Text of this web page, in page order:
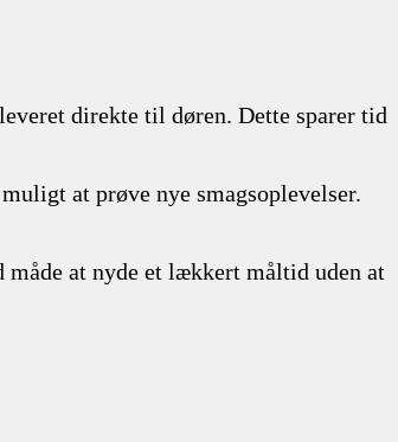
direkte til døren. Dette sparer tid
at prøve nye smagsoplevelser.
at nyde et lækkert måltid uden at